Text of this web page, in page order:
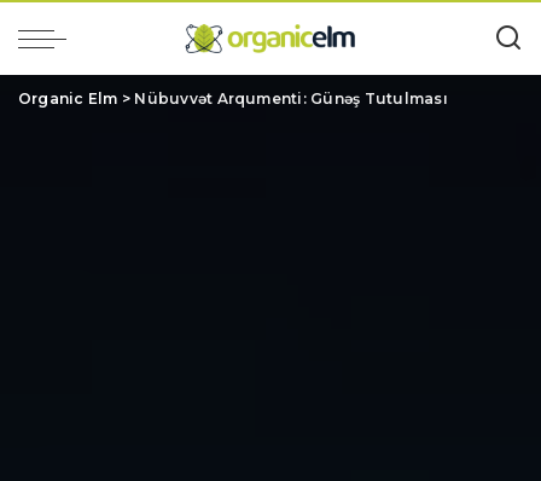
Organic Elm > Nübuvvət Arqumenti: Günəş Tutulması